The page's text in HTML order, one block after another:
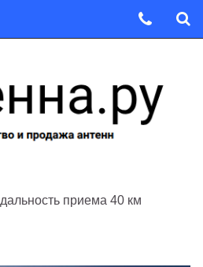
дальность приема 40 км